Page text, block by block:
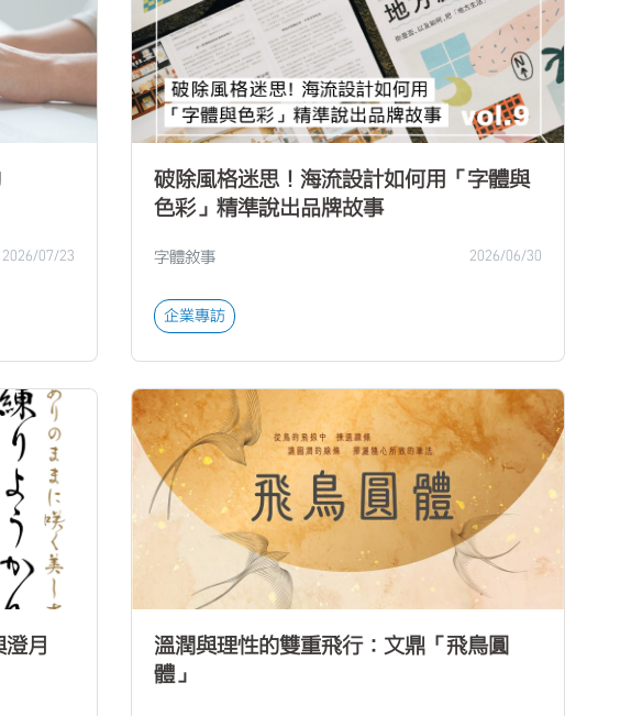
2026/07/23
破除風格迷思！海流設計如何用「字體與
色彩」精準說出品牌故事
字體敘事 2026/06/30
企業專訪
月
溫潤與理性的雙重飛行：文鼎「飛鳥圓
體」